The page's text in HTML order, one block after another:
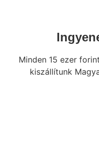
Minden 15 ezer
kiszállítunk